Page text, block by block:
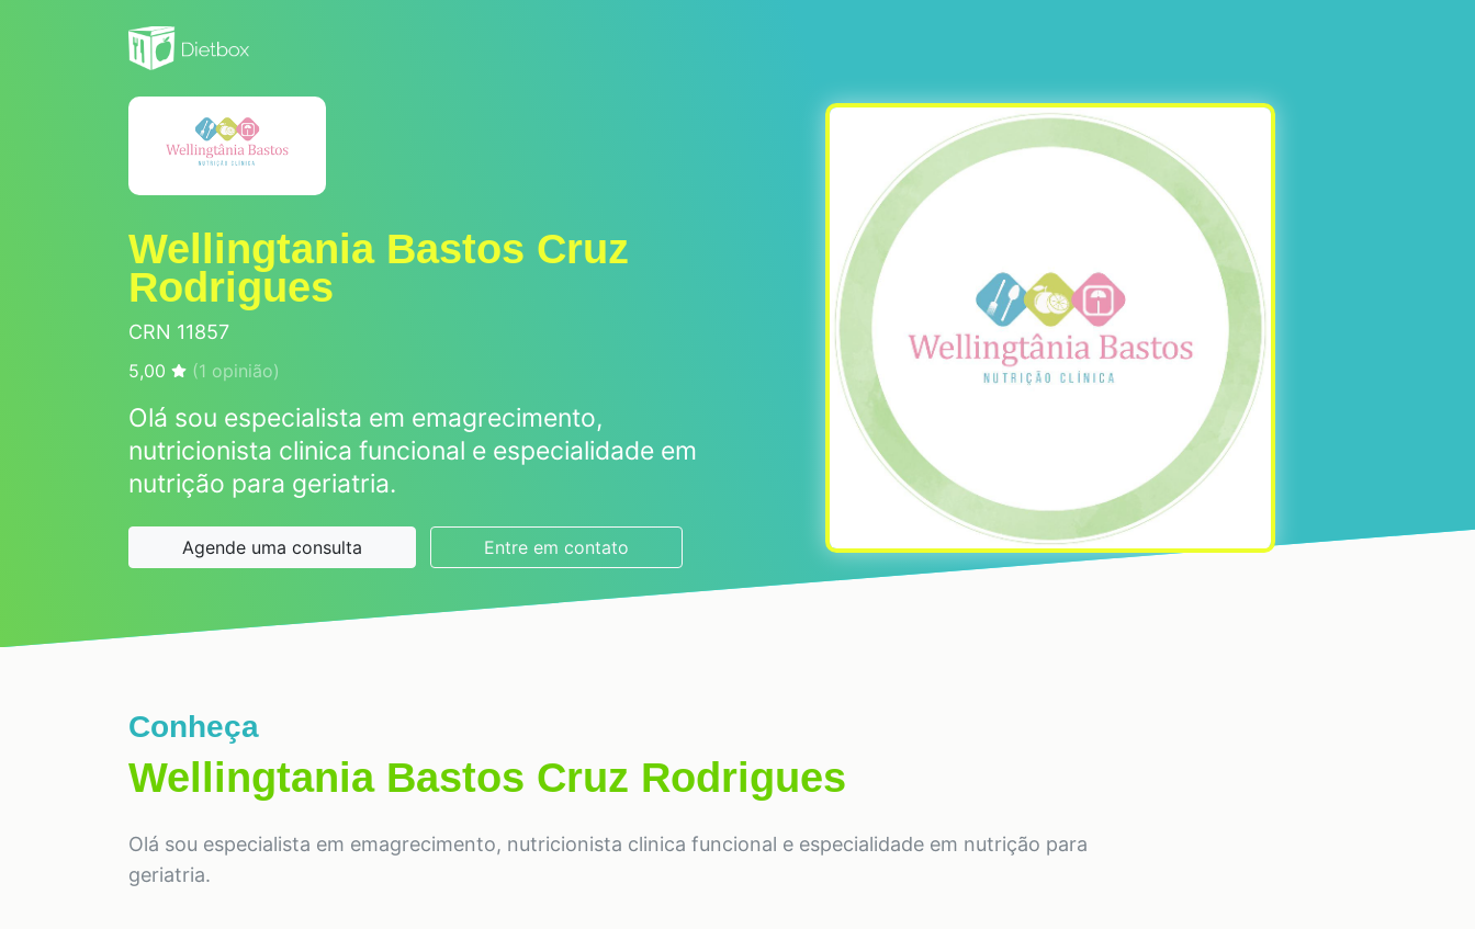
Wellingtania Bastos Cruz
Rodrigues
CRN 11857
5,00 (1 opinião)
Olá sou especialista em emagrecimento,
nutricionista clinica funcional e especialidade em
nutrição para geriatria.
Agende uma consulta Entre em contato
Conheça
Wellingtania Bastos Cruz Rodrigues
Olá sou especialista em emagrecimento, nutricionista clinica funcional e especialidade em nutrição para
geriatria.